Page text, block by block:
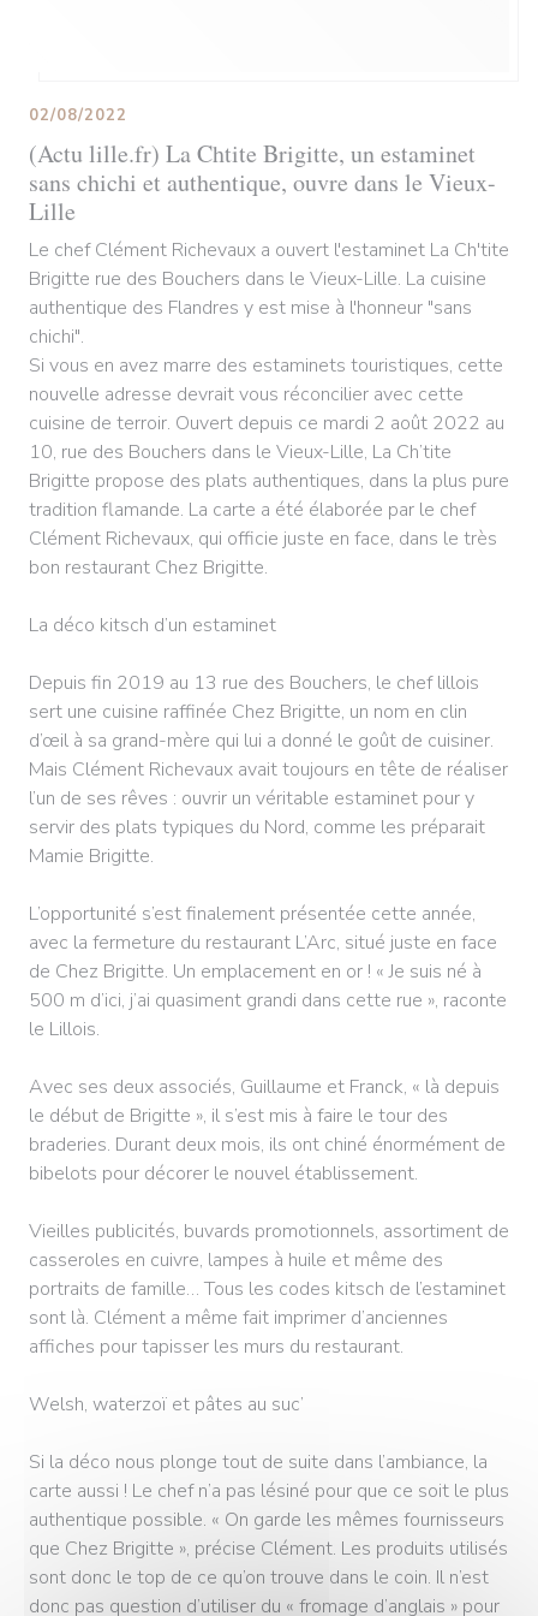
(Actu lille.fr) La Chtite Brigitte, un estaminet
sans chichi et authentique, ouvre dans le Vieux-
Lille
02/08/2022
Le chef Clément Richevaux a ouvert l'estaminet La Ch'tite
Brigitte rue des Bouchers dans le Vieux-Lille. La cuisine
authentique des Flandres y est mise à l'honneur "sans
chichi".
Si vous en avez marre des estaminets touristiques, cette
nouvelle adresse devrait vous réconcilier avec cette
cuisine de terroir. Ouvert depuis ce mardi 2 août 2022 au
10, rue des Bouchers dans le Vieux-Lille, La Ch’tite
Brigitte propose des plats authentiques, dans la plus pure
tradition flamande. La carte a été élaborée par le chef
Clément Richevaux, qui officie juste en face, dans le très
bon restaurant Chez Brigitte.
La déco kitsch d’un estaminet
Depuis fin 2019 au 13 rue des Bouchers, le chef lillois
sert une cuisine raffinée Chez Brigitte, un nom en clin
d’œil à sa grand-mère qui lui a donné le goût de cuisiner.
Mais Clément Richevaux avait toujours en tête de réaliser
l’un de ses rêves : ouvrir un véritable estaminet pour y
servir des plats typiques du Nord, comme les préparait
Mamie Brigitte.
L’opportunité s’est finalement présentée cette année,
avec la fermeture du restaurant L’Arc, situé juste en face
de Chez Brigitte. Un emplacement en or ! « Je suis né à
500 m d’ici, j’ai quasiment grandi dans cette rue », raconte
le Lillois.
Avec ses deux associés, Guillaume et Franck, « là depuis
le début de Brigitte », il s’est mis à faire le tour des
braderies. Durant deux mois, ils ont chiné énormément de
bibelots pour décorer le nouvel établissement.
Vieilles publicités, buvards promotionnels, assortiment de
casseroles en cuivre, lampes à huile et même des
portraits de famille… Tous les codes kitsch de l’estaminet
sont là. Clément a même fait imprimer d’anciennes
affiches pour tapisser les murs du restaurant.
Welsh, waterzoï et pâtes au suc’
Si la déco nous plonge tout de suite dans l’ambiance, la
carte aussi ! Le chef n’a pas lésiné pour que ce soit le plus
authentique possible. « On garde les mêmes fournisseurs
que Chez Brigitte », précise Clément. Les produits utilisés
sont donc le top de ce qu’on trouve dans le coin. Il n’est
donc pas question d’utiliser du « fromage d’anglais » pour